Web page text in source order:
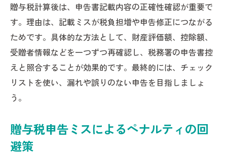
贈与税計算後は、申告書記載内容の正確性確認が重要で
す。理由は、記載ミスが税負担増や申告修正につながる
ためです。具体的な方法として、財産評価額、控除額、
受贈者情報などを一つずつ再確認し、税務署の申告書控
えと照合することが効果的です。最終的には、チェック
リストを使い、漏れや誤りのない申告を目指しましょ
う。
贈与税申告ミスによるペナルティの回
避策